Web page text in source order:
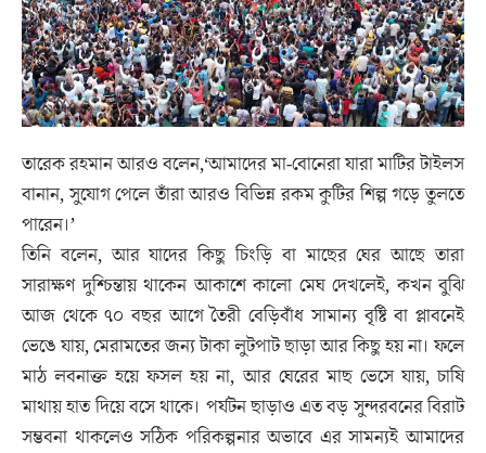
তারেক রহমান আরও বলেন,‘আমাদের মা-বোনেরা যারা মাটির টাইলস
বানান, সুযোগ পেলে তাঁরা আরও বিভিন্ন রকম কুটির শিল্প গড়ে তুলতে
পারেন।’
তিনি বলেন, আর যাদের কিছু চিংড়ি বা মাছের ঘের আছে তারা
সারাক্ষণ দুশ্চিন্তায় থাকেন আকাশে কালো মেঘ দেখলেই, কখন বুঝি
আজ থেকে ৭০ বছর আগে তৈরী বেড়িবাঁধ সামান্য বৃষ্টি বা প্লাবনেই
ভেঙে যায়, মেরামতের জন্য টাকা লুটপাট ছাড়া আর কিছু হয় না। ফলে
মাঠ লবনাক্ত হয়ে ফসল হয় না, আর ঘেরের মাছ ভেসে যায়, চাষি
মাথায় হাত দিয়ে বসে থাকে। পর্যটন ছাড়াও এত বড় সুন্দরবনের বিরাট
সম্ভবনা থাকলেও সঠিক পরিকল্পনার অভাবে এর সামন্যই আমাদের